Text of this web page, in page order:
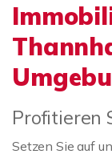
Profitieren
Setzen Sie auf